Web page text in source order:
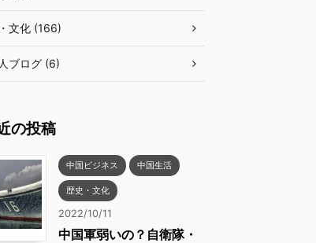
文化 (166)
ブログ (6)
の投稿
中国ビジネス 中国生活
歴史・文化
2022/10/11
中国軍弱いの？自衛隊・